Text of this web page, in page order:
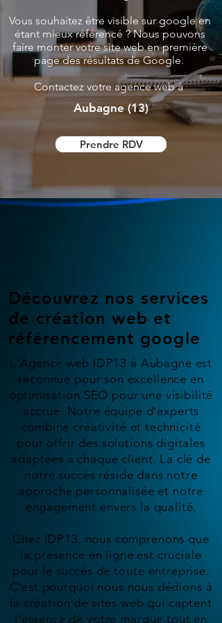
Vous souhaitez être visible sur google en
étant mieux référencé ? Nous pouvons
faire monter votre site web en première
page des résultats de Google.
Contactez votre agence web à
Aubagne (13)
Prendre RDV
Découvrez nos services
de création web et
référencement google
L'Agence web IDP13 à Aubagne est
reconnue pour son excellence en
optimisation SEO pour une visibilité
accrue. Notre équipe d'experts
combine créativité et technicité
pour offrir des solutions digitales
adaptées à chaque client. La clé de
notre succès réside dans notre
approche personnalisée et notre
engagement envers la qualité.
Chez IDP13, nous comprenons que
la présence en ligne est cruciale
pour le succès de toute entreprise.
C'est pourquoi nous nous dédions à
la création de sites web qui captent
l'essence de votre marque tout en